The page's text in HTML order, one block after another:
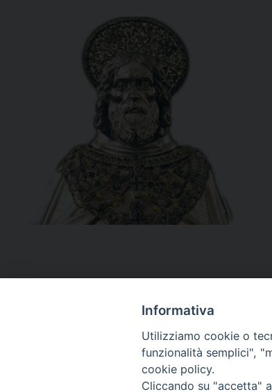
Informativa
Utilizziamo cookie o
funzionalità semplici",
cookie policy.
Cliccando su "accetta"